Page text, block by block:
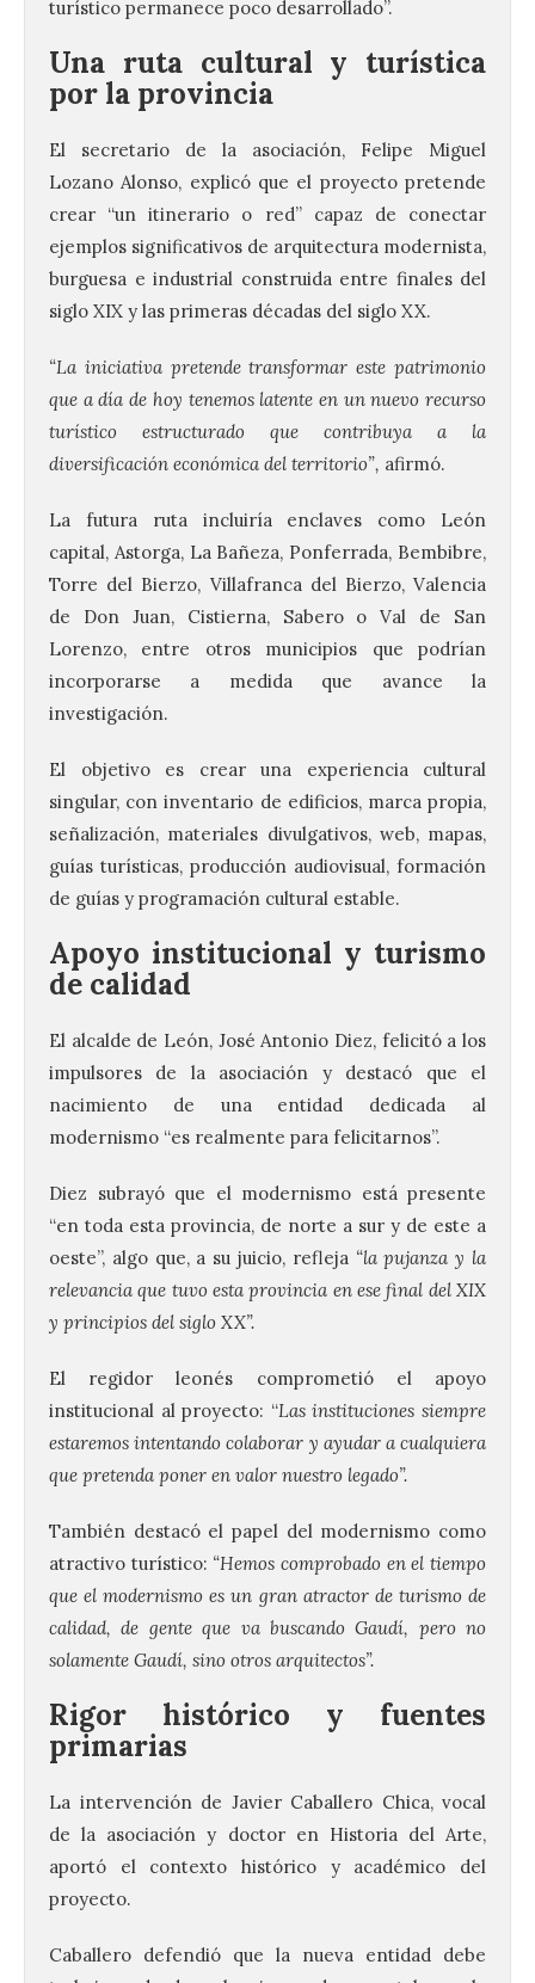
turístico permanece poco desarrollado”.
Una ruta cultural y turística
por la provincia
El secretario de la asociación, Felipe Miguel
Lozano Alonso, explicó que el proyecto pretende
crear “un itinerario o red” capaz de conectar
ejemplos significativos de arquitectura modernista,
burguesa e industrial construida entre finales del
siglo XIX y las primeras décadas del siglo XX.
“La iniciativa pretende transformar este patrimonio
que a día de hoy tenemos latente en un nuevo recurso
turístico estructurado que contribuya a la
diversificación económica del territorio”, afirmó.
La futura ruta incluiría enclaves como León
capital, Astorga, La Bañeza, Ponferrada, Bembibre,
Torre del Bierzo, Villafranca del Bierzo, Valencia
de Don Juan, Cistierna, Sabero o Val de San
Lorenzo, entre otros municipios que podrían
incorporarse a medida que avance la
investigación.
El objetivo es crear una experiencia cultural
singular, con inventario de edificios, marca propia,
señalización, materiales divulgativos, web, mapas,
guías turísticas, producción audiovisual, formación
de guías y programación cultural estable.
Apoyo institucional y turismo
de calidad
El alcalde de León, José Antonio Diez, felicitó a los
impulsores de la asociación y destacó que el
nacimiento de una entidad dedicada al
modernismo “es realmente para felicitarnos”.
Diez subrayó que el modernismo está presente
“en toda esta provincia, de norte a sur y de este a
oeste”, algo que, a su juicio, refleja “la pujanza y la
relevancia que tuvo esta provincia en ese final del XIX
y principios del siglo XX”.
El regidor leonés comprometió el apoyo
institucional al proyecto: “Las instituciones siempre
estaremos intentando colaborar y ayudar a cualquiera
que pretenda poner en valor nuestro legado”.
También destacó el papel del modernismo como
atractivo turístico: “Hemos comprobado en el tiempo
que el modernismo es un gran atractor de turismo de
calidad, de gente que va buscando Gaudí, pero no
solamente Gaudí, sino otros arquitectos”.
Rigor histórico y fuentes
primarias
La intervención de Javier Caballero Chica, vocal
de la asociación y doctor en Historia del Arte,
aportó el contexto histórico y académico del
proyecto.
Caballero defendió que la nueva entidad debe